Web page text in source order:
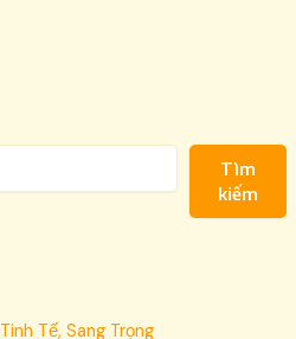
Tìm
kiếm
Tế, Sang Trọng